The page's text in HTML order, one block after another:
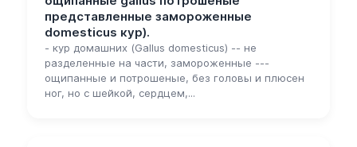
представленные замороженные
domesticus кур).
- кур домашних (Gallus domesticus) -- не
разделенные на части, замороженные ---
ощипанные и потрошеные, без головы и плюсен
ног, но с шейкой, сердцем,...